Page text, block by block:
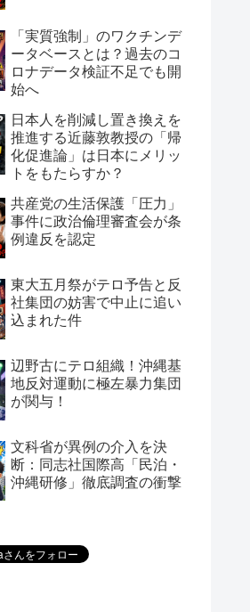
「実質強制」のワクチンデ
ータベースとは？過去のコ
ロナデータ検証不足でも開
始へ
日本人を削減し置き換えを
推進する近藤敦教授の「帰
化促進論」は日本にメリッ
トをもたらすか？
共産党の生活保護「圧力」
事件に政治倫理審査会が条
例違反を認定
東大五月祭がテロ予告と反
社集団の妨害で中止に追い
込まれた件
辺野古にテロ組織！沖縄基
地反対運動に極左暴力集団
が関与！
文科省が異例の介入を決
断：同志社国際高「民泊・
沖縄研修」徹底調査の衝撃